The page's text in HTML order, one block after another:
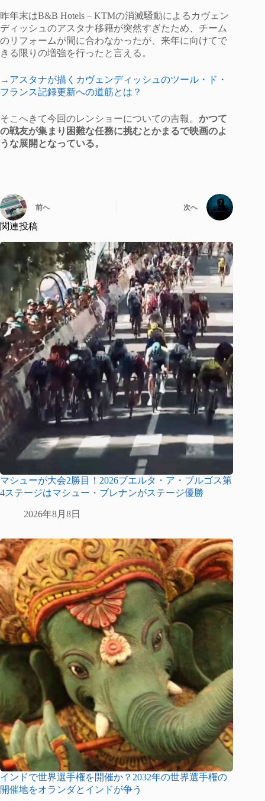
昨年末はB&B Hotels – KTMの消滅騒動によるカヴェン
ディッシュのアスタナ移籍が突然すぎたため、チーム
のリフォームが間に合わなかったが、来年に向けてで
きる限りの増強を行ったと言える。
→ アスタナが描くカヴェンディッシュのツール・ド・
フランス記録更新への道筋とは？
そこへきて今回のレンショーについての吉報。 かつて
の戦友が集まり困難な任務に挑むとかまるで映画のよ
うな展開となっている。
前へ 次へ
関連投稿
マシューが大会2勝目！2026ブエルタ・ア・ブルゴス第
4ステージはマシュー・ブレナンがステージ優勝
2026年8月8日
インドで世界選手権を開催か？2032年の世界選手権の
開催地をオランダとインドが争う